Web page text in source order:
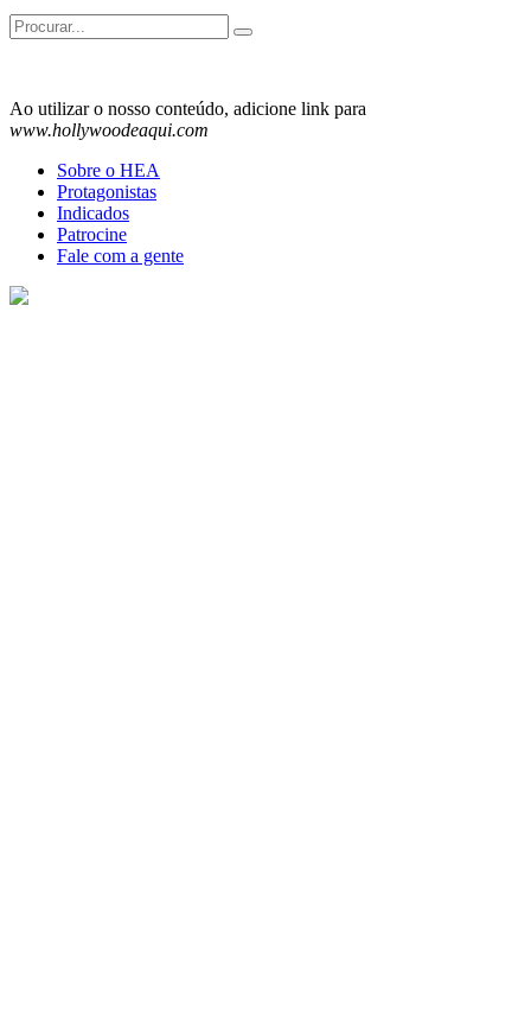
Search
for:
Ao utilizar o nosso conteúdo, adicione link para
www.hollywoodeaqui.com
Sobre o HEA
Protagonistas
Indicados
Patrocine
Fale com a gente